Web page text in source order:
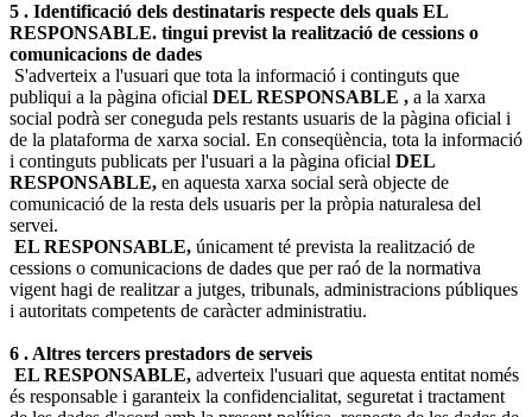
5 . Identificació dels destinataris respecte dels quals EL
RESPONSABLE. tingui previst la realització de cessions o
comunicacions de dades
S'adverteix a l'usuari que tota la informació i continguts que
publiqui a la pàgina oficial DEL RESPONSABLE , a la xarxa
social podrà ser coneguda pels restants usuaris de la pàgina oficial i
de la plataforma de xarxa social. En conseqüència, tota la informació
i continguts publicats per l'usuari a la pàgina oficial DEL
RESPONSABLE, en aquesta xarxa social serà objecte de
comunicació de la resta dels usuaris per la pròpia naturalesa del
servei.
EL RESPONSABLE, únicament té prevista la realització de
cessions o comunicacions de dades que per raó de la normativa
vigent hagi de realitzar a jutges, tribunals, administracions públiques
i autoritats competents de caràcter administratiu.
6 . Altres tercers prestadors de serveis
EL RESPONSABLE, adverteix l'usuari que aquesta entitat només
és responsable i garanteix la confidencialitat, seguretat i tractament